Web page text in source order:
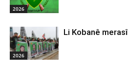
2026
2026
Li Kobanê